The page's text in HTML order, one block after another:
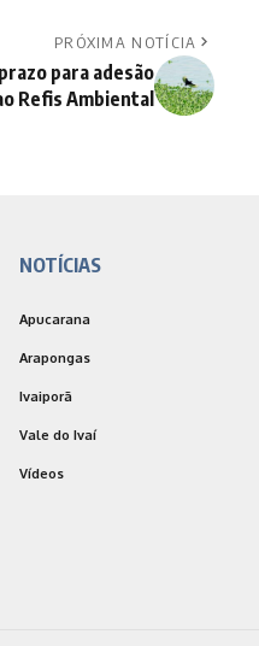
PRÓXIMA NOTÍCIA
para adesão
Refis Ambiental
NOTÍCIAS
Apucarana
Arapongas
Ivaiporã
Vale do Ivaí
Vídeos